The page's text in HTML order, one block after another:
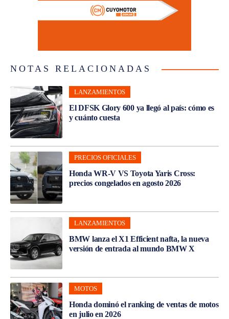
NOTAS RELACIONADAS
LANZAMIENTOS
El DFSK Glory 600 ya llegó al país: cómo es
y cuánto cuesta
PRECIOS OFICIALES
Honda WR-V VS Toyota Yaris Cross:
precios congelados en agosto 2026
LANZAMIENTOS
BMW lanza el X1 Efficient nafta, la nueva
versión de entrada al mundo BMW X
MOTOS
Honda dominó el ranking de ventas de motos
en julio en 2026